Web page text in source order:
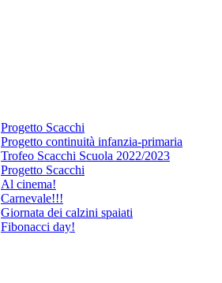
Progetto Scacchi
Progetto continuità infanzia-primaria
Trofeo Scacchi Scuola 2022/2023
Progetto Scacchi
Al cinema!
Carnevale!!!
Giornata dei calzini spaiati
Fibonacci day!